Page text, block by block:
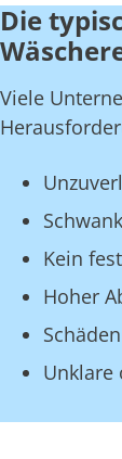
Die
Viele
Kein
Hoher
Unklare